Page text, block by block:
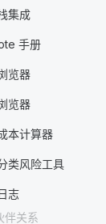
集成
手册
览器
览器
本计算器
类风险工具
志
伴关系